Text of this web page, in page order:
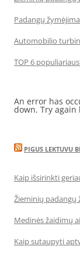
Padangų
Automobilio
TOP 6
An error has
down. Try again
PIGUS LEKTUVU
Kaip išsirinkti
Žieminių padangų
Medinės žaidimų
Kaip sutaupyti